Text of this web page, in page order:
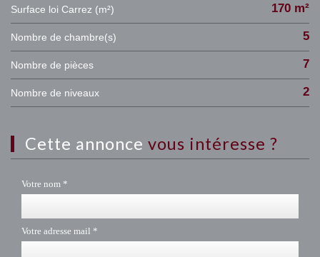
Surface loi Carrez (m²) 170 m²
Nombre de chambre(s) 5
Nombre de pièces 7
Nombre de niveaux 2
cette annonce vous intéresse ?
Votre nom *
Votre adresse mail *